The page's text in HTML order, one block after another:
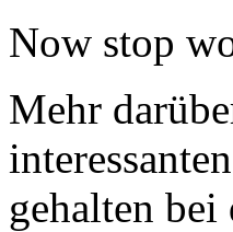
Now stop
Mehr
gehalten